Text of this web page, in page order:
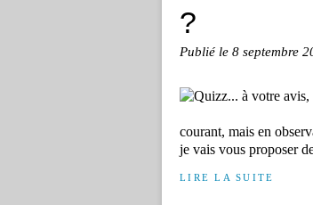
?
Publié le 8 septembre
courant, mais en
je vais vous proposer
LIRE LA SUITE